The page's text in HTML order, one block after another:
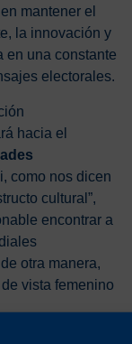
mantener el
la innovación y
en una constante
electorales.
hacia el
como nos dicen
cultural”,
encontrar a
otra manera,
vista femenino